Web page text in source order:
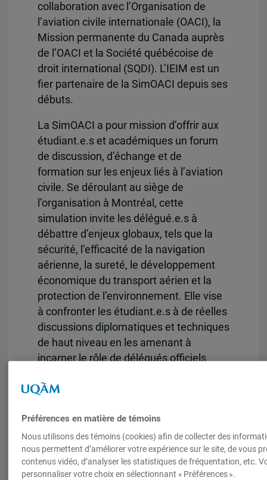
collaboration avec l’Organisation de
l’aviation civile internationale (OACI), la
Mission permanente du Canada auprès
de l’OACI et la Société québécoise de
droit international (SQDI). L’IEIM est un
fier partenaire de la SimOACI depuis ses
débuts.
La SimOACI a pour mission d’offrir aux
étudiant.e.s et académiques un forum
de discussion, d’échange et de
formation sur les enjeux liés à l’aviation
civile. Se déroulant au siège de
l’organisation à Montréal, cette
simulation invite les délégué.e.s à
débattre d’enjeux globaux, tels que la
sécurité, l’efficacité de la navigation
aérienne, la sureté, le développement
économique du transport aérien et la
protection de l’environnement. Elle vise
à confronter les étudiant.e.s à de réelles
discussions diplomatiques et techniques
de haut niveau en les amenant à
incarner le rôle de délégués officiels
sein d’une institution multilatérale
former les étudiant.e.s à la diplomatie,
d’améliorer leur compréhension des
enjeux politiques et les contraintes
techniques qui sont aux fondements des
Préférences en matière de témoins
Nous utilisons des témoins (cookies) afin de collecter des
nous permettent d’améliorer votre expérience sur le site, de vous
contenus vidéo, d’analyser les statistiques de fréquentation, etc.
personnaliser votre choix en sélectionnant « Préférences ».